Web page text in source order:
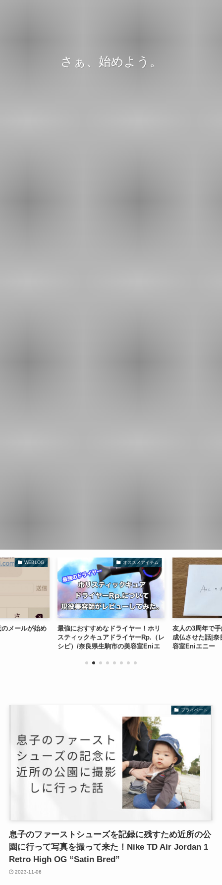
さぁ、始めよう。
WEBLOG
メールが始め
オススメアイテム
最強におすすめなドライヤー！ホリ
スティックキュアドライヤーRp.（レ
シピ）/奈良県生駒市の美容室Eniエ
友人の3周年で
成仏させた話|奈
容室Eniエニー
プライベート
息子のファーストシューズを記録に残すため近所の公
園に行って写真を撮って来た！Nike TD Air Jordan 1
Retro High OG “Satin Bred”
2023-11-06